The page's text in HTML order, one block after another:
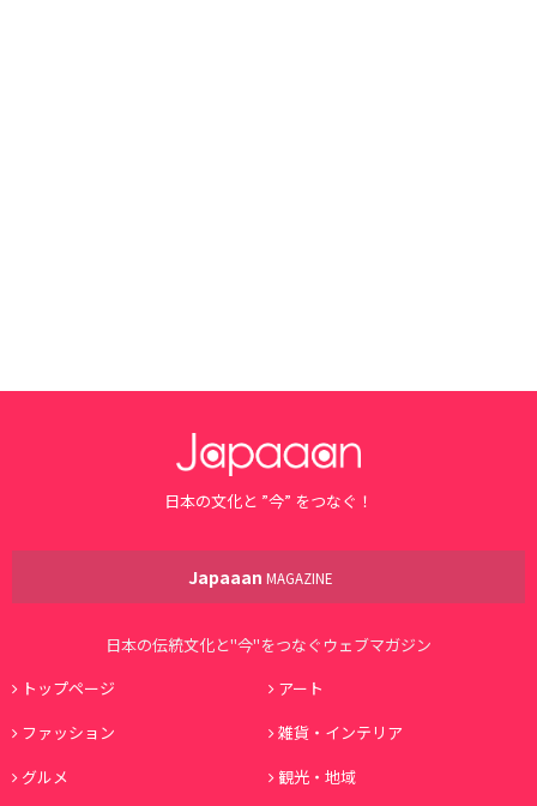
日本の文化と ”今” をつなぐ！
Japaaan MAGAZINE
日本の伝統文化と"今"をつなぐウェブマガジン
トップページ
アート
ファッション
雑貨・インテリア
グルメ
観光・地域